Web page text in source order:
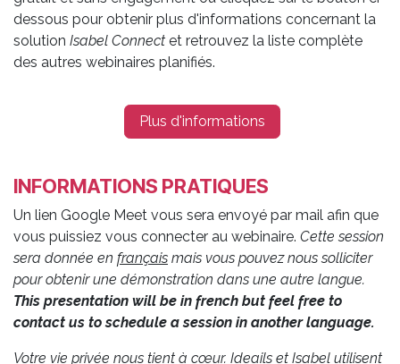
dessous pour obtenir plus d'informations concernant la
solution Isabel Connect et retrouvez la liste complète
des autres webinaires planifiés.
Plus d'informations
INFORMATIONS PRATIQUES
Un lien Google Meet vous sera envoyé par mail afin que
vous puissiez vous connecter au webinaire. Cette session
sera donnée en français mais vous pouvez nous solliciter
pour obtenir une démonstration dans une autre langue.
This presentation will be in french but feel free to
contact us to schedule a session in another language.
Votre vie privée nous tient à cœur. Ideails et Isabel utilisent